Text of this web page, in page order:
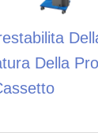
Della